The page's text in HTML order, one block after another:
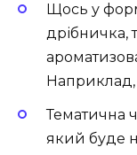
Щось у
дрібничка,
Наприклад,
Тематична
який буде